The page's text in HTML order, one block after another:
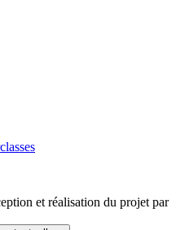
et réalisation du projet par